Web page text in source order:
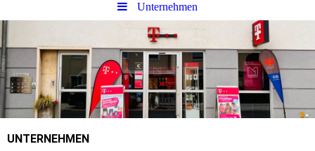
Unternehmen
UNTERNEHMEN